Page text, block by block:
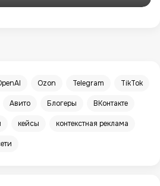
Ozon Telegram TikTok
Авито Блогеры ВКонтакте
кейсы контекстная реклама